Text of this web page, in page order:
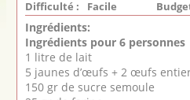
Difficulté : Facile
Ingrédients:
Ingrédients pour 6 personnes
1 litre de lait
5 jaunes d’œufs + 2 œufs
150 gr de sucre semoule